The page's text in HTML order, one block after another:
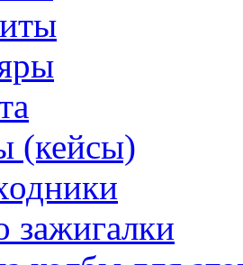
(кейсы)
зажигалки